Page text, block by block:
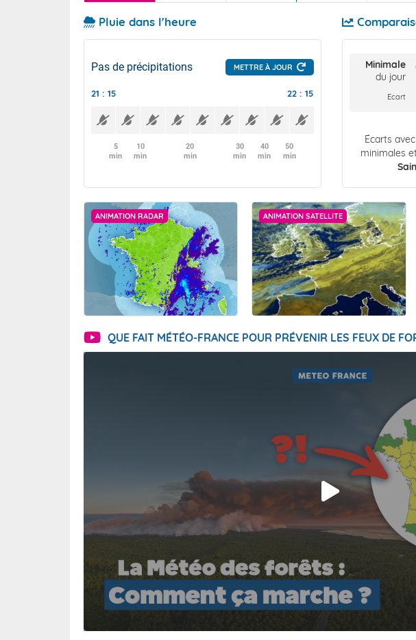
Pluie dans l'heure
Pas de précipitations METTRE À JOUR
21 : 15 22 : 15
5
min
10
min
20
min
30
min
40
min
50
min
Minimale
du jour
Ecart
Écarts
minimales
ANIMATION RADAR ANIMATION SATELLITE
QUE FAIT MÉTÉO-FRANCE POUR PRÉVENIR LES FEUX DE